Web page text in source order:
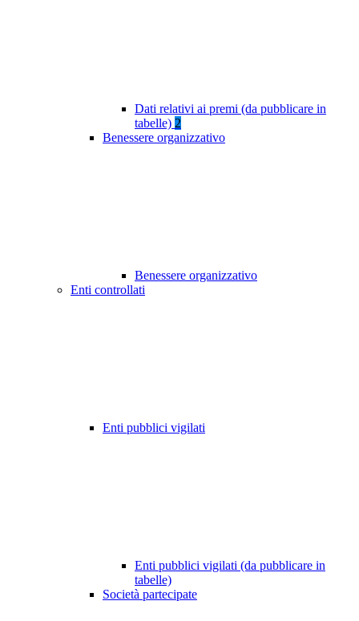
Dati relativi ai premi (da pubblicare in
tabelle) 2
Benessere organizzativo
Benessere organizzativo
Enti controllati
Enti pubblici vigilati
Enti pubblici vigilati (da pubblicare in
tabelle)
Società partecipate